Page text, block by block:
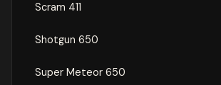
Scram 411
Shotgun 650
Super Meteor 650